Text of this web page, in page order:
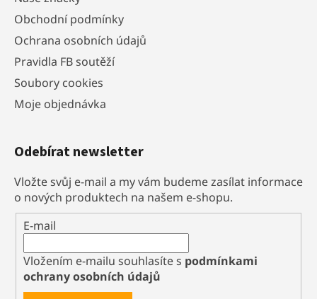
Obchodní podmínky
Ochrana osobních údajů
Pravidla FB soutěží
Soubory cookies
Moje objednávka
Odebírat newsletter
Vložte svůj e-mail a my vám budeme zasílat informace
o nových produktech na našem e-shopu.
E-mail
Vložením e-mailu souhlasíte s podmínkami
ochrany osobních údajů